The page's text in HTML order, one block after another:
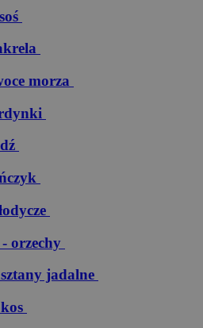
morza
orzechy
jadalne